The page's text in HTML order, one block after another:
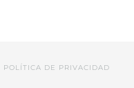
POLÍTICA DE PRIVACIDAD